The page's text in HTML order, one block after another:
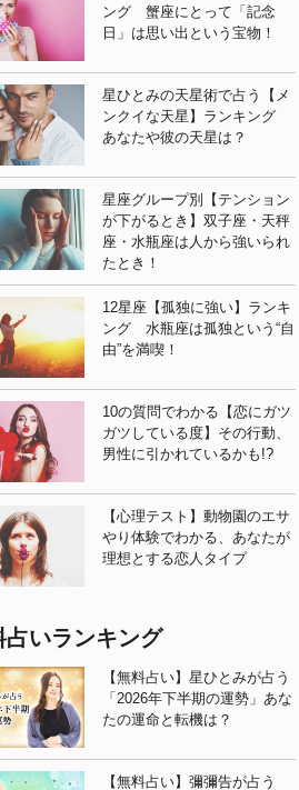
ング 蟹座にとって「記念
日」は思い出という宝物！
星ひとみの天星術で占う【メ
ンクイな天星】ランキング
あなたや彼の天星は？
星座グループ別【テンション
が下がるとき】双子座・天秤
座・水瓶座は人から強いられ
たとき！
12星座【孤独に強い】ランキ
ング 水瓶座は孤独という“自
由”を満喫！
10の質問でわかる【恋にガツ
ガツしている度】その行動、
男性に引かれているかも!?
【心理テスト】動物園のエサ
やり体験でわかる、あなたが
理想とする恋人タイプ
占いランキング
【無料占い】星ひとみが占う
「2026年下半期の運勢」あな
たの運命と転機は？
【無料占い】彌彌告が占う